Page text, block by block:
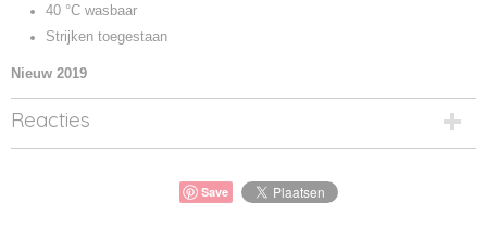
40 °C wasbaar
Strijken toegestaan
Nieuw 2019
Reacties
Save